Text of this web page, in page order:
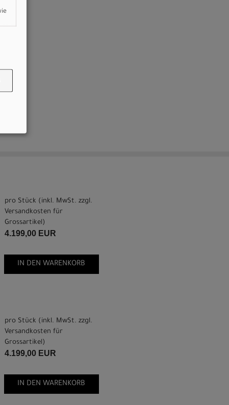
pro Stück (inkl. MwSt. zzgl.
Versandkosten für
Grossartikel )
4.199,00 EUR
IN DEN WARENKORB
pro Stück (inkl. MwSt. zzgl.
Versandkosten für
Grossartikel )
4.199,00 EUR
IN DEN WARENKORB